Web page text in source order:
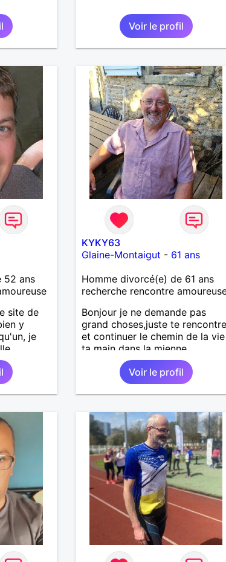
Voir le profil
52 ans
site de
y
je
les
car
de te
KYKY63
Glaine-Montaigut - 61 ans
Homme divorcé(e) de 61 ans
recherche rencontre
Bonjour je ne demande pas
grand choses,juste te
et continuer le chemin de la vie
ta main dans la mienne
Voir le profil